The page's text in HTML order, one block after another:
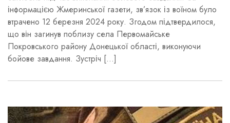
інформацією Жмеринської газети, зв’язок із воїном було
втрачено 12 березня 2024 року. Згодом підтвердилося,
що він загинув поблизу села Первомайське
Покровського району Донецької області, виконуючи
бойове завдання. Зустріч […]